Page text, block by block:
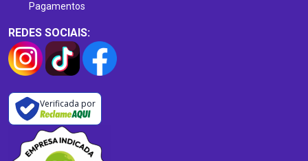
Pagamentos
REDES SOCIAIS:
Verificada por